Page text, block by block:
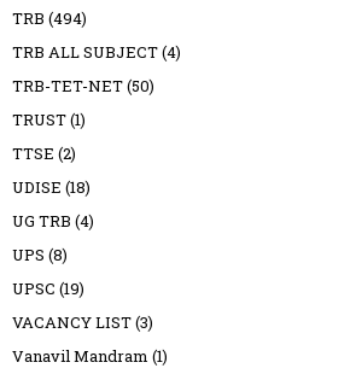
TRB (494)
TRB ALL SUBJECT(4)
TRB-TET-NET(50)
TRUST(1)
TTSE (2)
UDISE (18)
UG TRB (4)
UPS (8)
UPSC (19)
VACANCY LIST(3)
Vanavil Mandram (1)